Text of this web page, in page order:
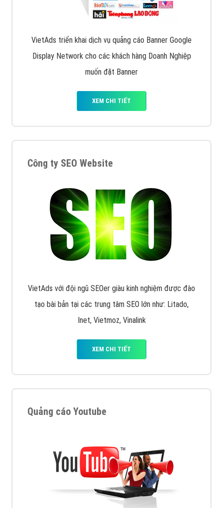
VietAds triển khai dịch vụ quảng cáo Banner Google
Display Network cho các khách hàng Doanh Nghiệp
muốn đặt Banner
XEM CHI TIẾT
Công ty SEO Website
VietAds với đội ngũ SEOer giàu kinh nghiệm được đào
tạo bài bản tại các trung tâm SEO lớn như: Litado,
Inet, Vietmoz, Vinalink
XEM CHI TIẾT
Quảng cáo Youtube